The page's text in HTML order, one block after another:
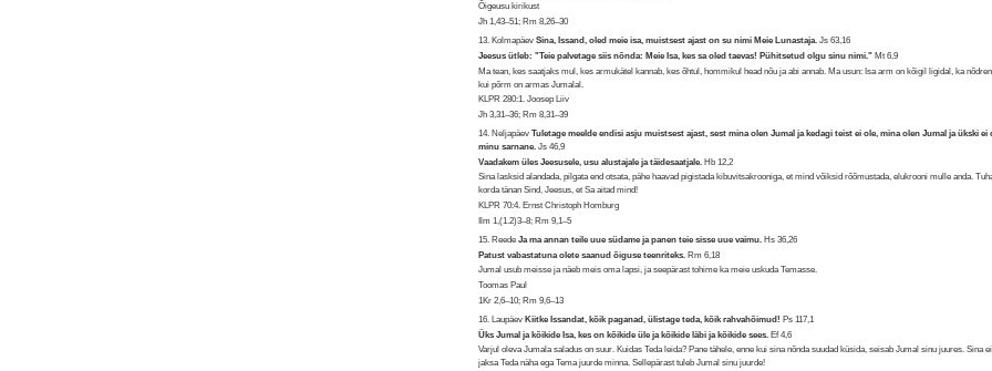
Õigeusu kirikust
Jh 1,43–51; Rm 8,26–30
13. KolmapäevSina, Issand, oled meie isa, muistsest ajast on su nimi Meie Lunastaja.Js 63,16
Jeesus ütleb: "Teie palvetage siis nõnda: Meie Isa, kes sa oled taevas! Pühitsetud olgu sinu nimi." Mt 6,9
Ma tean, kes saatjaks mul, kes armukätel kannab, kes õhtul, hommikul head nõu ja abi annab. Ma usun: Isa arm on kõigil ligidal, ka
kui põrm on armas Jumalal.
KLPR 280:1. Joosep Liiv
Jh 3,31–36; Rm 8,31–39
14. NeljapäevTuletage meelde endisi asju muistsest ajast, sest mina olen Jumal ja kedagi teist ei ole, mina olen Jumal ja ükski ei
minu sarnane.Js 46,9
Vaadakem üles Jeesusele, usu alustajale ja täidesaatjale. Hb 12,2
Sina lasksid alandada, pilgata end otsata, pähe haavad pigistada kibuvitsakrooniga, et mind võiksid rõõmustada, elukrooni mulle anda.
korda tänan Sind, Jeesus, et Sa aitad mind!
KLPR 70:4. Ernst Christoph Homburg
Ilm 1,(1.2)3–8; Rm 9,1–5
15. ReedeJa ma annan teile uue südame ja panen teie sisse uue vaimu. Hs 36,26
Patust vabastatuna olete saanud õiguse teenriteks. Rm 6,18
Jumal usub meisse ja näeb meis oma lapsi, ja seepärast tohime ka meie uskuda Temasse.
Toomas Paul
1Kr 2,6–10; Rm 9,6–13
16. Laupäev Kiitke Issandat, kõik paganad, ülistage teda, kõik rahvahõimud! Ps 117,1
Üks Jumal ja kõikide Isa, kes on kõikide üle ja kõikide läbi ja kõikide sees. Ef 4,6
Varjul oleva Jumala saladus on suur. Kuidas Teda leida? Pane tähele, enne kui sina nõnda suudad küsida, seisab Jumal sinu juures. Sina ei
jaksa Teda näha ega Tema juurde minna. Sellepärast tuleb Jumal sinu juurde!